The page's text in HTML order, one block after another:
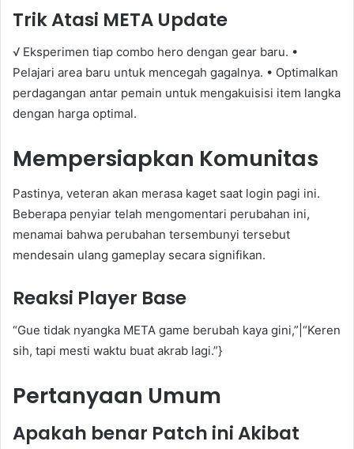
Trik Atasi META Update
√ Eksperimen tiap combo hero dengan gear baru. •
Pelajari area baru untuk mencegah gagalnya. • Optimalkan
perdagangan antar pemain untuk mengakuisisi item langka
dengan harga optimal.
Mempersiapkan Komunitas
Pastinya, veteran akan merasa kaget saat login pagi ini.
Beberapa penyiar telah mengomentari perubahan ini,
menamai bahwa perubahan tersembunyi tersebut
mendesain ulang gameplay secara signifikan.
Reaksi Player Base
“Gue tidak nyangka META game berubah kaya gini,”|“Keren
sih, tapi mesti waktu buat akrab lagi.”}
Pertanyaan Umum
Apakah benar Patch ini Akibat